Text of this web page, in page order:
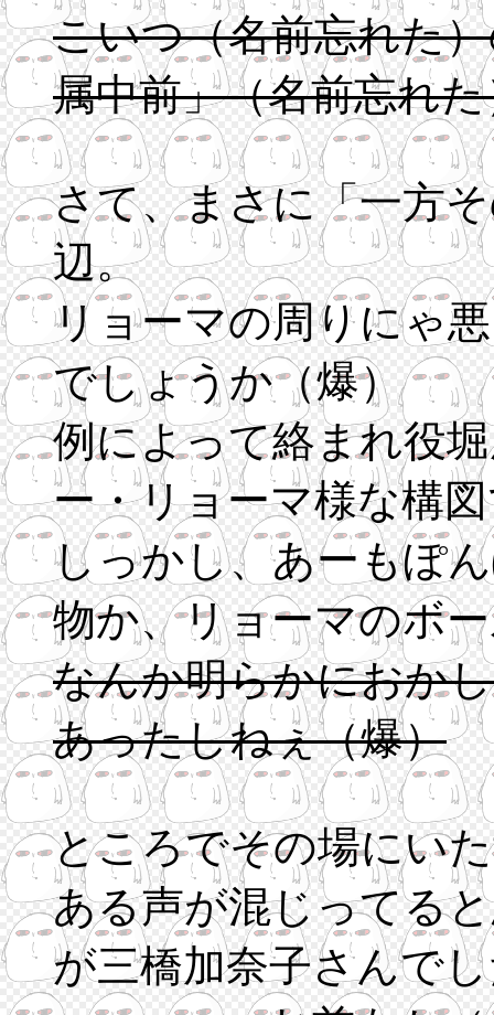
こいつ（名前忘れた
属中前」（名前忘れ
さて、まさに「一方
辺。
リョーマの周りにゃ
でしょうか（爆）
例によって絡まれ役
ー・リョーマ様な構
しっかし、あーもぽ
物か、リョーマのボ
なんか明らかにおか
あったしねぇ（爆）
ところでその場にい
ある声が混じってる
が三橋加奈子さんで